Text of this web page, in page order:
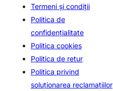
Termeni şi condiţii
Politica de
confidenţialitate
Politica cookies
Politica de retur
Politica privind
soluționarea reclamațiilor